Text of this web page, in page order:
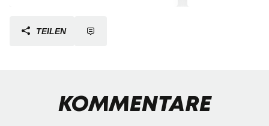
TEILEN
KOMMENTARE